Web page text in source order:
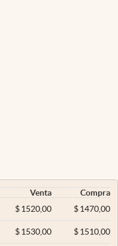
Venta
Compra
$ 1520,00 $1470,00
$ 1530,00 $1510,00